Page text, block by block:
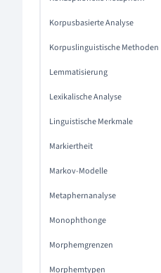
Korpusbasierte Analyse
Korpuslinguistische Methoden
Lemmatisierung
Lexikalische Analyse
Linguistische Merkmale
Markiertheit
Markov-Modelle
Metaphernanalyse
Monophthonge
Morphemgrenzen
Morphemtypen